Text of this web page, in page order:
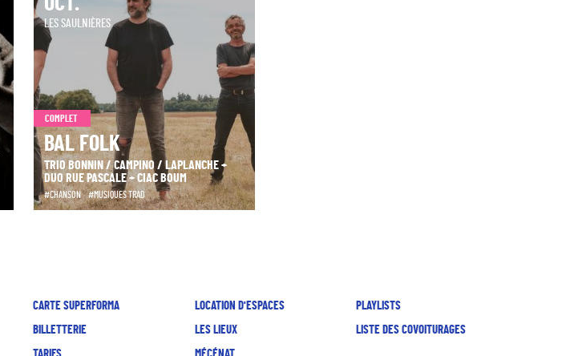
LES SAULNIÈRES
COMPLET
BAL FOLK
TRIO BONNIN / CAMPINO / LAPLANCHE +
DUO RUE PASCALE + CIAC BOUM
CHANSON MUSIQUES TRAD
CARTE SUPERFORMA
BILLETTERIE
LOCATION D'ESPACES
LES LIEUX
PLAYLISTS
LISTE DES COVOITURAGES